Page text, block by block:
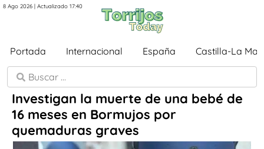
8 Ago 2026 | Actualizado 17:40
Portada Internacional España Castilla-La
Investigan la muerte de una bebé de
16 meses en Bormujos por
quemaduras graves